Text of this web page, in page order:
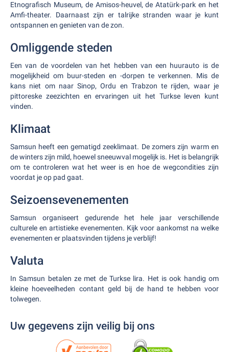
Etnografisch Museum, de Amisos-heuvel, de Atatürk-park en het
Amfi-theater. Daarnaast zijn er talrijke stranden waar je kunt
ontspannen en genieten van de zon.
Omliggende steden
Een van de voordelen van het hebben van een huurauto is de
mogelijkheid om buur-steden en -dorpen te verkennen. Mis de
kans niet om naar Sinop, Ordu en Trabzon te rijden, waar je
pittoreske zeezichten en ervaringen uit het Turkse leven kunt
vinden.
Klimaat
Samsun heeft een gematigd zeeklimaat. De zomers zijn warm en
de winters zijn mild, hoewel sneeuwval mogelijk is. Het is belangrijk
om te controleren wat het weer is en hoe de wegcondities zijn
voordat je op pad gaat.
Seizoensevenementen
Samsun organiseert gedurende het hele jaar verschillende
culturele en artistieke evenementen. Kijk voor aankomst na welke
evenementen er plaatsvinden tijdens je verblijf!
Valuta
In Samsun betalen ze met de Turkse lira. Het is ook handig om
kleine hoeveelheden contant geld bij de hand te hebben voor
tolwegen.
Uw gegevens zijn veilig bij ons